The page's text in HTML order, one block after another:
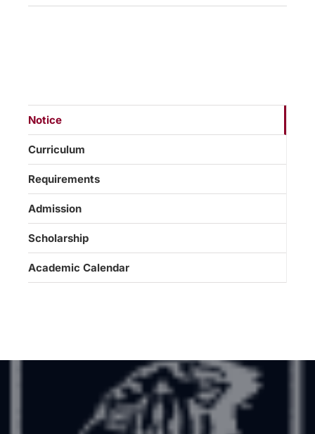
Notice
Curriculum
Requirements
Admission
Scholarship
Academic Calendar